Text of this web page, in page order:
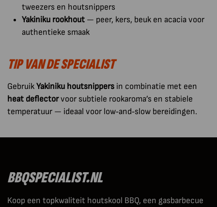
tweezers en houtsnippers
Yakiniku rookhout — peer, kers, beuk en acacia voor
authentieke smaak
TIP VAN DE SPECIALIST
GebruikYakiniku houtsnippers in combinatie met een
heat deflectorvoor subtiele rookaroma’s en stabiele
temperatuur — ideaal voor low‑and‑slow bereidingen.
BBQSPECIALIST.NL
Koop een topkwaliteit houtskool BBQ, een gasbarbecue